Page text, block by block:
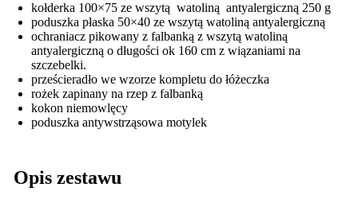
kołderka 100×75 ze wszytą watoliną antyalergiczną 250 g
poduszka płaska 50×40 ze wszytą watoliną antyalergiczną
ochraniacz pikowany z falbanką z wszytą watoliną
antyalergiczną o długości ok 160 cm z wiązaniami na
szczebelki.
prześcieradło we wzorze kompletu do łóżeczka
rożek zapinany na rzep z falbanką
kokon niemowlęcy
poduszka antywstrząsowa motylek
Opis zestawu